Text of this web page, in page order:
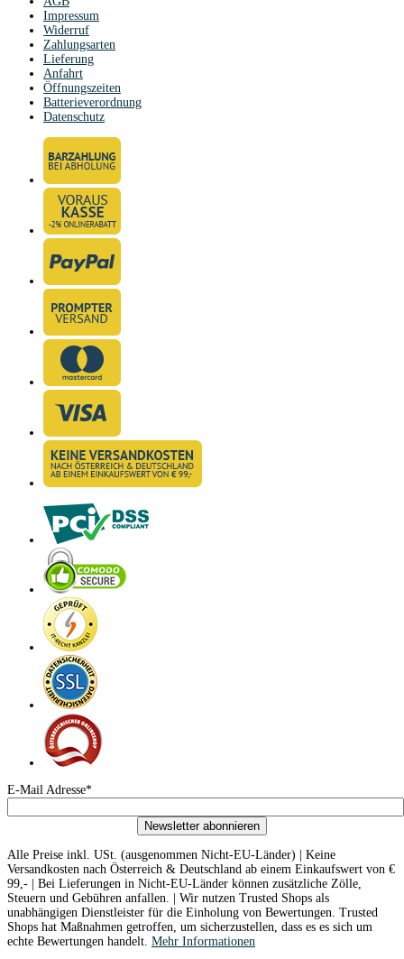
Impressum
Widerruf
Zahlungsarten
Lieferung
Anfahrt
Öffnungszeiten
Batterieverordnung
Datenschutz
E-Mail Adresse*
Newsletter abonnieren
Alle Preise inkl. USt. (ausgenommen Nicht-EU-Länder) | Keine
Versandkosten nach Österreich & Deutschland ab einem Einkaufswert von €
99,- | Bei Lieferungen in Nicht-EU-Länder können zusätzliche Zölle,
Steuern und Gebühren anfallen. | Wir nutzen Trusted Shops als
unabhängigen Dienstleister für die Einholung von Bewertungen. Trusted
Shops hat Maßnahmen getroffen, um sicherzustellen, dass es es sich um
echte Bewertungen handelt. Mehr Informationen